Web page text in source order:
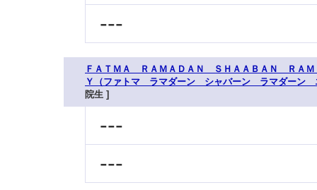
---
ＦＡＴＭＡ ＲＡＭＡＤＡＮ ＳＨＡＡＢＡＮ ＲＡ
Ｙ（ファトマ ラマダーン シャバーン ラマダーン
院生 ]
---
---